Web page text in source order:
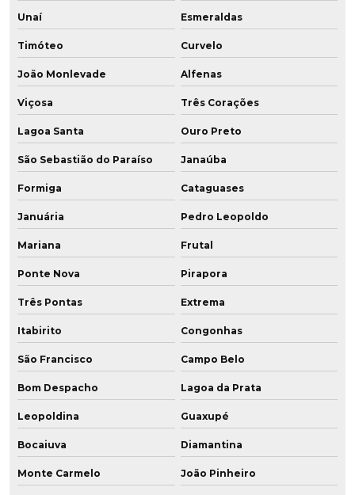
Unaí Esmeraldas
Timóteo Curvelo
João Monlevade Alfenas
Viçosa Três Corações
Lagoa Santa Ouro Preto
São Sebastião do Paraíso Janaúba
Formiga Cataguases
Januária Pedro Leopoldo
Mariana Frutal
Ponte Nova Pirapora
Três Pontas Extrema
Itabirito Congonhas
São Francisco Campo Belo
Bom Despacho Lagoa da Prata
Leopoldina Guaxupé
Bocaiuva Diamantina
Monte Carmelo João Pinheiro